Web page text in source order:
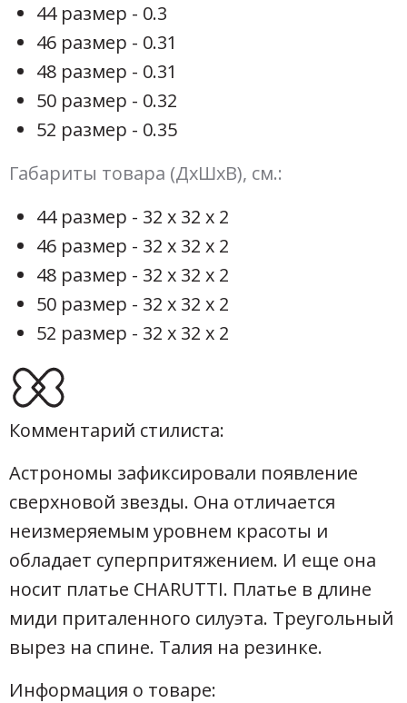
44 размер - 0.3
46 размер - 0.31
48 размер - 0.31
50 размер - 0.32
52 размер - 0.35
Габариты товара (ДхШхВ), см.:
44 размер - 32 х 32 х 2
46 размер - 32 х 32 х 2
48 размер - 32 х 32 х 2
50 размер - 32 х 32 х 2
52 размер - 32 х 32 х 2
Комментарий стилиста:
Астрономы зафиксировали появление
сверхновой звезды. Она отличается
неизмеряемым уровнем красоты и
обладает суперпритяжением. И еще она
носит платье CHARUTTI. Платье в длине
миди приталенного силуэта. Треугольный
вырез на спине. Талия на резинке.
Информация о товаре: